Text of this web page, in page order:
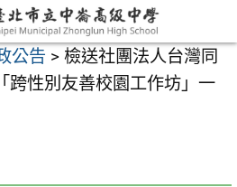
公告 > 檢送社團法人台灣同
跨性別友善校園工作坊」一